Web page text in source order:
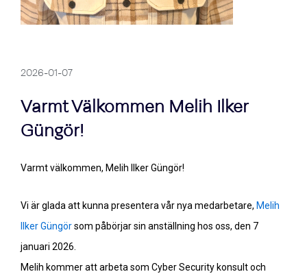
2026-01-07
Varmt Välkommen Melih Ilker
Güngör!
Varmt välkommen, Melih Ilker Güngör!
Vi är glada att kunna presentera vår nya medarbetare, Melih
Ilker Güngörsom påbörjar sin anställning hos oss, den 7
januari 2026.
Melih kommer att arbeta som Cyber Security konsult och